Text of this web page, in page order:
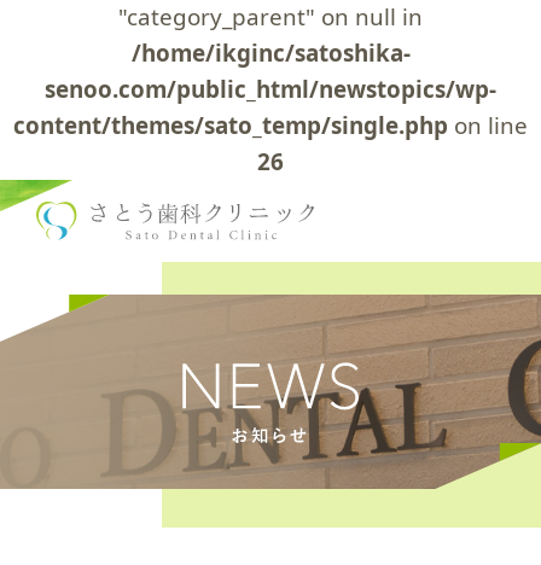
"category_parent" on null in
/home/ikginc/satoshika-
senoo.com/public_html/newstopics/wp-
content/themes/sato_temp/single.php on line
26